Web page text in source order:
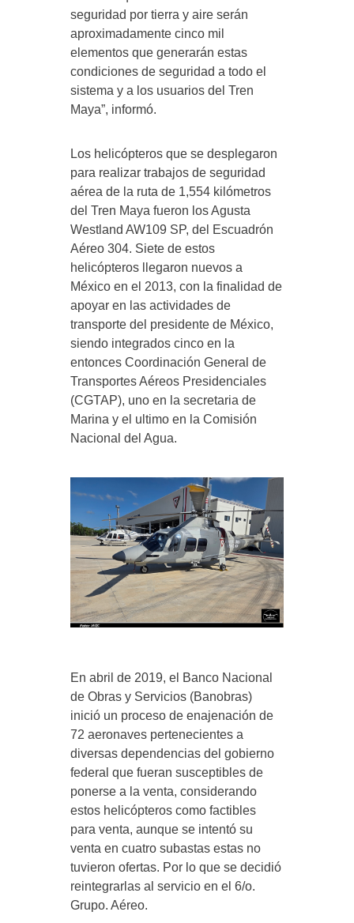
seguridad por tierra y aire serán
aproximadamente cinco mil
elementos que generarán estas
condiciones de seguridad a todo el
sistema y a los usuarios del Tren
Maya”, informó.
Los helicópteros que se desplegaron
para realizar trabajos de seguridad
aérea de la ruta de 1,554 kilómetros
del Tren Maya fueron los Agusta
Westland AW109 SP, del Escuadrón
Aéreo 304. Siete de estos
helicópteros llegaron nuevos a
México en el 2013, con la finalidad de
apoyar en las actividades de
transporte del presidente de México,
siendo integrados cinco en la
entonces Coordinación General de
Transportes Aéreos Presidenciales
(CGTAP), uno en la secretaria de
Marina y el ultimo en la Comisión
Nacional del Agua.
En abril de 2019, el Banco Nacional
de Obras y Servicios (Banobras)
inició un proceso de enajenación de
72 aeronaves pertenecientes a
diversas dependencias del gobierno
federal que fueran susceptibles de
ponerse a la venta, considerando
estos helicópteros como factibles
para venta, aunque se intentó su
venta en cuatro subastas estas no
tuvieron ofertas. Por lo que se decidió
reintegrarlas al servicio en el 6/o.
Grupo. Aéreo.